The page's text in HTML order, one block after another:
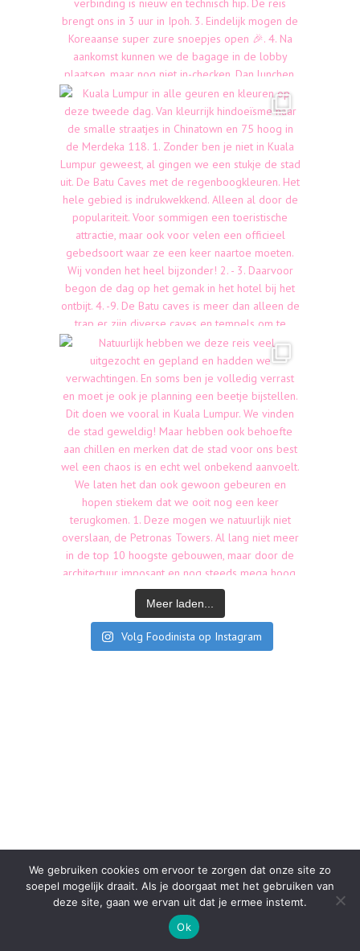
Meer laden...
Volg Foodinista op Instagram
We gebruiken cookies om ervoor te zorgen dat onze site zo
soepel mogelijk draait. Als je doorgaat met het gebruiken van
deze site, gaan we ervan uit dat je ermee instemt.
Ok